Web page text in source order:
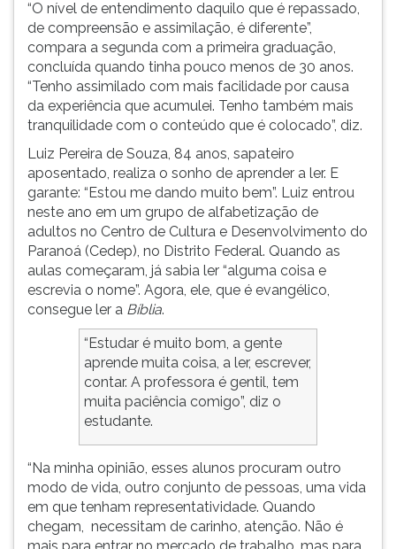
instrução
novamente.
“O nível de entendimento daquilo que é repassado,
de compreensão e assimilação, é diferente”,
compara a segunda com a primeira graduação,
concluída quando tinha pouco menos de 30 anos.
“Tenho assimilado com mais facilidade por causa
da experiência que acumulei. Tenho também mais
tranquilidade com o conteúdo que é colocado”, diz.
Luiz Pereira de Souza, 84 anos, sapateiro
aposentado, realiza o sonho de aprender a ler. E
garante: “Estou me dando muito bem”. Luiz entrou
neste ano em um grupo de alfabetização de
adultos no Centro de Cultura e Desenvolvimento do
Paranoá (Cedep), no Distrito Federal. Quando as
aulas começaram, já sabia ler “alguma coisa e
escrevia o nome”. Agora, ele, que é evangélico,
consegue ler a Bíblia.
“Estudar é muito bom, a gente
aprende muita coisa, a ler, escrever,
contar. A professora é gentil, tem
muita paciência comigo”, diz o
estudante.
“Na minha opinião, esses alunos procuram outro
modo de vida, outro conjunto de pessoas, uma vida
em que tenham representatividade. Quando
chegam, necessitam de carinho, atenção. Não é